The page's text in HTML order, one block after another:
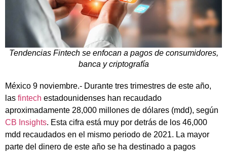
Tendencias Fintech se enfocan a pagos de consumidores,
banca y criptografía
México 9 noviembre.- Durante tres trimestres de este año,
las fintech estadounidenses han recaudado
aproximadamente 28,000 millones de dólares (mdd), según
CB Insights. Esta cifra está muy por detrás de los 46,000
mdd recaudados en el mismo periodo de 2021. La mayor
parte del dinero de este año se ha destinado a pagos